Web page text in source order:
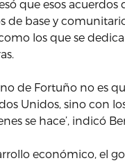
que esos acuerdos
de base y
los que se
de Fortuño no es
Unidos, sino con
se hace’, indicó
económico, el